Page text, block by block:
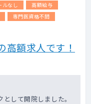
ルなし
高額給与
専門医資格不問
高額求人です！
して開院しました。